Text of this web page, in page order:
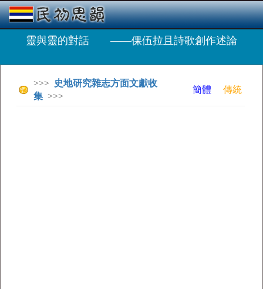
靈與靈的對話 ——倮伍拉且詩歌創作述論
>>>
史地研究雜志方面文獻收
集 >>>
簡體 傳統